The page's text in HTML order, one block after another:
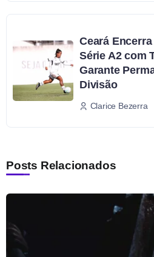
Ceará
Série A2 com
Garante
Divisão
Clarice Bezerra
Posts Relacionados